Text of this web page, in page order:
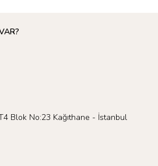
Blok No:23 Kağıthane - İstanbul